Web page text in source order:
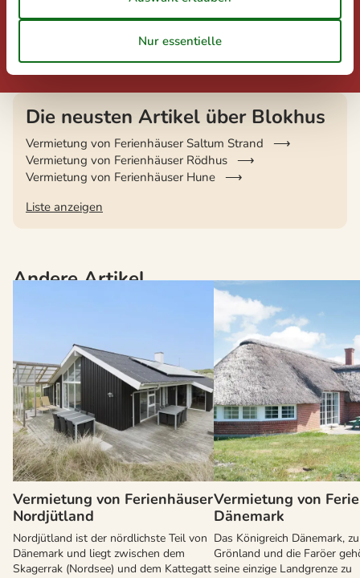
um Ihre Ferien mit zusätzlichen Highlights zu bereichern.
Angebote und Rabatte
Die neusten Artikel über Blokhus
Vermietung von Ferienhäuser Saltum Strand
Vermietung von Ferienhäuser Rödhus
Vermietung von Ferienhäuser Hune
Liste anzeigen
Andere Artikel
Vermietung von Ferienhäuser
Nordjütland
Nordjütland ist der nördlichste Teil von
Dänemark und liegt zwischen dem
Skagerrak (Nordsee) und dem Kattegatt
Vermietung von
Dänemark
Das Königreich Dänemark,
Grönland und die Faröer
seine einzige Landgrenze zu